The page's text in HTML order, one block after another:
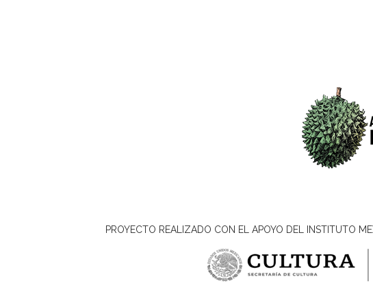
PROYECTO REALIZADO CON EL APOYO DEL INSTITUTO